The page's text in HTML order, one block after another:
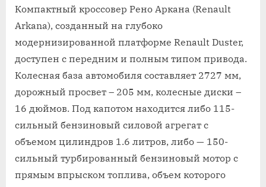
Компактный кроссовер Рено Аркана (Renault
Arkana), созданный на глубоко
модернизированной платформе Renault Duster,
доступен с передним и полным типом привода.
Колесная база автомобиля составляет 2727 мм,
дорожный просвет – 205 мм, колесные диски –
16 дюймов. Под капотом находится либо 115-
сильный бензиновый силовой агрегат с
объемом цилиндров 1.6 литров, либо — 150-
сильный турбированный бензиновый мотор с
прямым впрыском топлива, объем которого